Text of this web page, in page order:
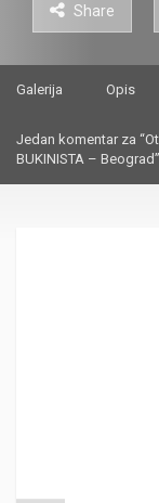
Share
Galerija Opis
Jedan komentar za
BUKINISTA – Beograd”